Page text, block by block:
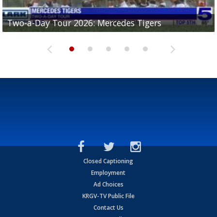
Two-a-Day Tour 2026: Mercedes Tigers
Two-a-Day Tour 2026: Progreso Red Ants
Two-a-Day Tour 2026: Donna Redskins
Two-a-Day Tour 2026: Brownsville Pace Vikings
Two-a-Day Tour 2026: La Joya Coyotes
Closed Captioning
Employment
Ad Choices
KRGV-TV Public File
Contact Us